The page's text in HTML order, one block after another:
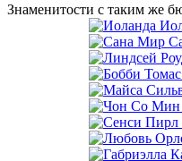
Знаменитости с таким же